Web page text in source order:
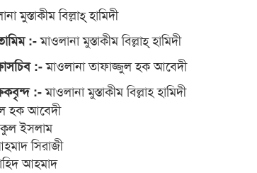
মুস্তাকীম বিল্লাহ্ হামিদী
:-মাওলানা মুস্তাকীম বিল্লাহ্ হামিদী
:-মাওলানা তাফাজ্জুল হক আবেদী
:-মাওলানা মুস্তাকীম বিল্লাহ হামিদী
হক আবেদী
ইসলাম
সিরাজী
আহমাদ